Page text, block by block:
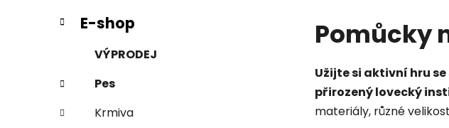
P
o
r
a
Přeskočit
kategorie
K
a
g
o
r
E-shop
VÝPRODEJ
Pes
Krmiva
Pomůcky
Užijte si aktivní hru
přirozený lovecký
materiály, různé